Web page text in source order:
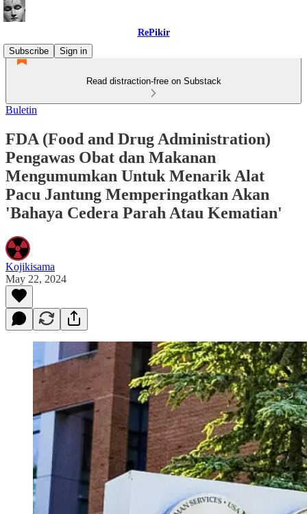
RePikir
Subscribe
Sign in
Read distraction-free on Substack
Buletin
FDA (Food and Drug Administration)
Pengawas Obat dan Makanan
Mengumumkan Untuk Menarik Alat
Pacu Jantung Memperingatkan Akan
'Bahaya Cedera Parah Atau Kematian'
Kojikisama
May 22, 2024